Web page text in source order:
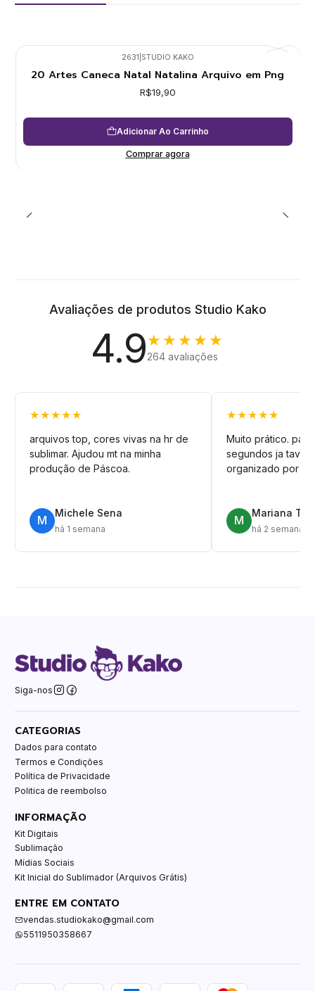
2631 STUDIO KAKO
20 Artes Caneca Natal Natalina Arquivo em Png
R$19,90
Adicionar Ao Carrinho
Comprar agora
Avaliações de produtos Studio Kako
4.9★★★★★
264 avaliações
★★★★★
arquivos top, cores vivas na hr de
sublimar. Ajudou mt na minha
produção de Páscoa.
M
Michele Sena
há 1 semana
★★★★★
Muito prático.
segundos ja tava
organizado por
M
Mariana T.
há 2 semanas
Siga-nos
CATEGORIAS
Dados para contato
Termos e Condições
Política de Privacidade
Politica de reembolso
INFORMAÇÃO
Kit Digitais
Sublimação
Mídias Sociais
Kit Inicial do Sublimador (Arquivos Grátis)
ENTRE EM CONTATO
vendas.studiokako@gmail.com
5511950358667